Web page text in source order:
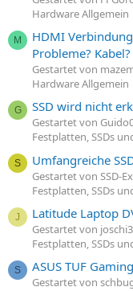
Hardware Allgemein
M
HDMI
Probleme?
Gestartet von
Hardware Allgemein
G SSD wird nicht
Gestartet von
Festplatten, SSDs
S Umfangreiche
Gestartet von SSD-
Festplatten, SSDs
J Latitude Laptop
Gestartet von
Festplatten, SSDs
S ASUS TUF Gaming
Gestartet von